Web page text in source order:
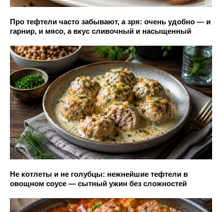
Про тефтели часто забывают, а зря: очень удобно — и
гарнир, и мясо, а вкус сливочный и насыщенный
Не котлеты и не голубцы: нежнейшие тефтели в
овощном соусе — сытный ужин без сложностей